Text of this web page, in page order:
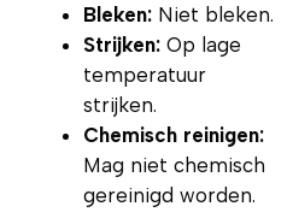
Bleken: Niet bleken.
Strijken: Op lage
temperatuur
strijken.
Chemisch reinigen:
Mag niet chemisch
gereinigd worden.